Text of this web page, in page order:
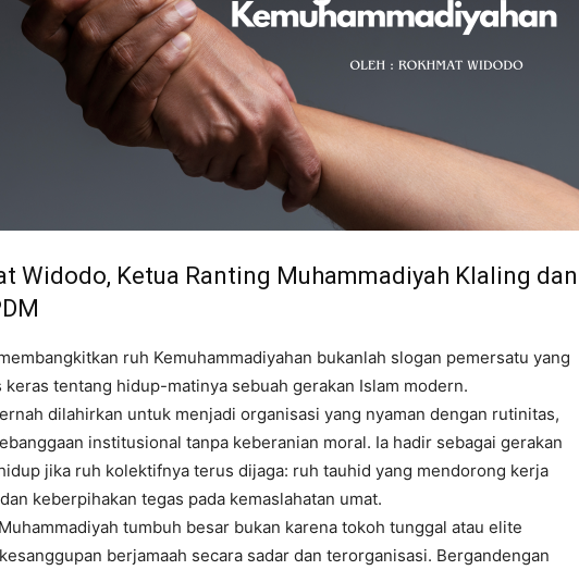
Widodo, Ketua Ranting Muhammadiyah Klaling dan
ruh Kemuhammadiyahan bukanlah slogan pemersatu yang
keras tentang hidup-matinya sebuah gerakan Islam modern.
dilahirkan untuk menjadi organisasi yang nyaman dengan rutinitas,
institusional tanpa keberanian moral. Ia hadir sebagai gerakan
jika ruh kolektifnya terus dijaga: ruh tauhid yang mendorong kerja
keberpihakan tegas pada kemaslahatan umat.
tumbuh besar bukan karena tokoh tunggal atau elite
berjamaah secara sadar dan terorganisasi. Bergandengan